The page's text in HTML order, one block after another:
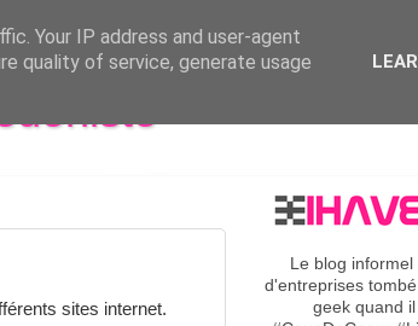
sites internet.
Le blog
d'entreprises
geek quand il
Your IP address and user-agent
quality of service, generate usage